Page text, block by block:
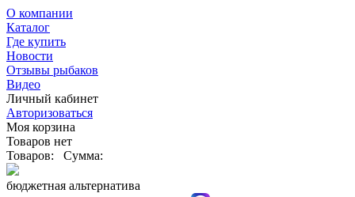
О компании
Каталог
Где купить
Новости
Отзывы рыбаков
Видео
Личный кабинет
Авторизоваться
Моя корзина
Товаров нет
Товаров:
Сумма:
бюджетная альтернатива